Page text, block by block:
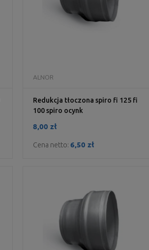
Redukcja tłoczona spiro fi 125 fi
100 spiro ocynk
ALNOR
8,00 zł
Cena netto: 6,50 zł